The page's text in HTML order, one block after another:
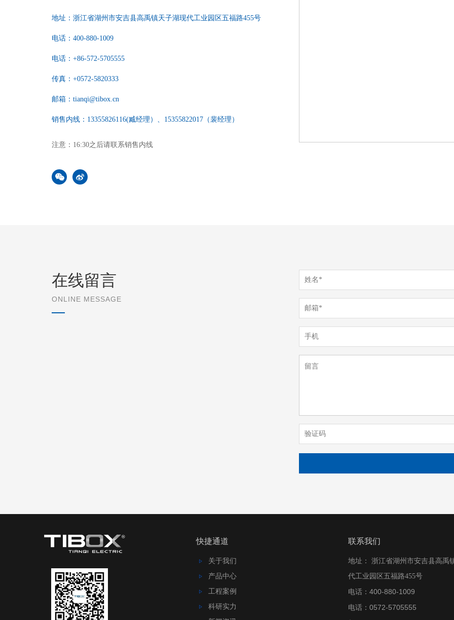
地址：浙江省湖州市安吉县高禹镇天子湖现代工业园区五福路455号
电话：400-880-1009
电话：+86-572-5705555
传真：+0572-5820333
邮箱：tianqi@tibox.cn
销售内线：13355826116(臧经理）、 15355822017（裴经理）
注意：16:30之后请联系销售内线
在线留言
ONLINE MESSAGE
快捷通道
关于我们
产品中心
工程案例
科研实力
联系我们
地址： 浙江省湖州市安吉县高禹
代工业园区五福路455号
电话： 400-880-1009
电话： 0572-5705555